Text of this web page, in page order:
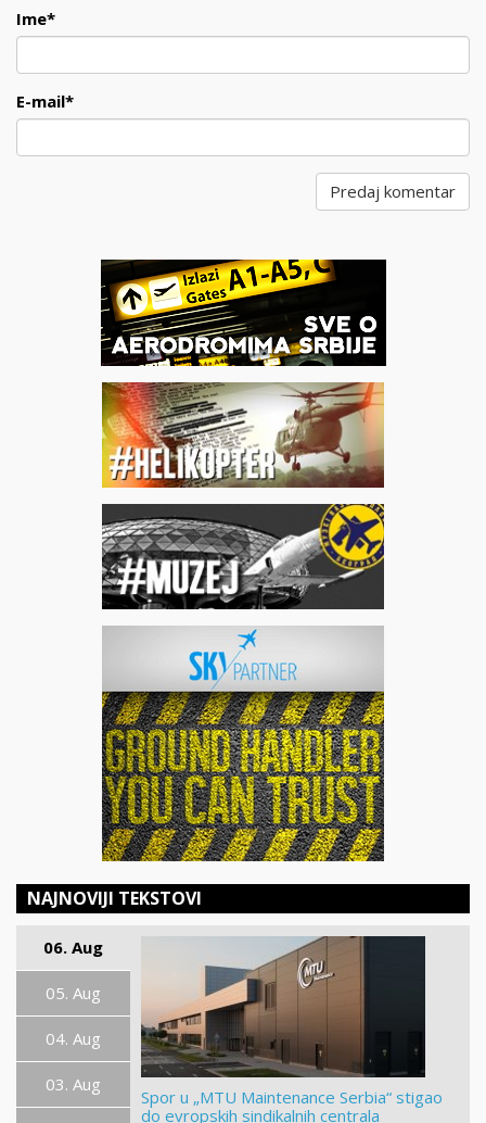
Ime*
E-mail*
NAJNOVIJI TEKSTOVI
06. Aug
05. Aug
04. Aug
03. Aug
Spor u „MTU Maintenance Serbia“ stigao
do evropskih sindikalnih centrala